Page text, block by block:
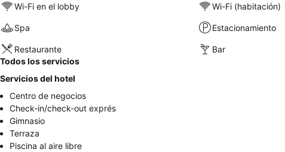
Wi-Fi en el lobby Wi-Fi (habitación)
Spa Estacionamiento
Restaurante Bar
Todos los servicios
Servicios del hotel
Centro de negocios
Check-in/check-out exprés
Gimnasio
Terraza
Piscina al aire libre